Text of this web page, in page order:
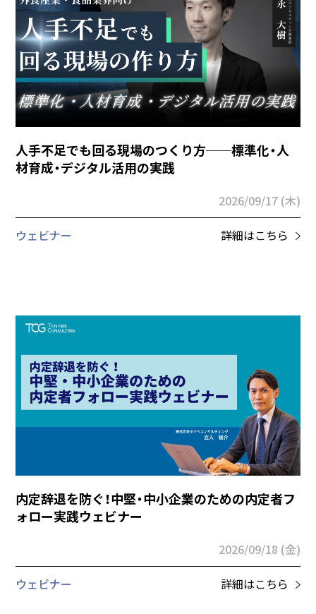
人手不足でも回る現場のつくり方──標準化・人
材育成・デジタル活用の実践
2026/09/17 (木)
ウェビナー 詳細はこちら
内定辞退を防ぐ！中堅・中小企業のための内定者フ
ォロー実践ウェビナー
2026/09/18 (金)
ウェビナー 詳細はこちら